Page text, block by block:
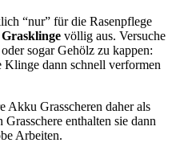
“nur” für die Rasenpflege
Grasklinge völlig aus. Versuche
sogar Gehölz zu kappen:
dann schnell verformen
Akku Grasscheren daher als
enthalten sie dann
Arbeiten.